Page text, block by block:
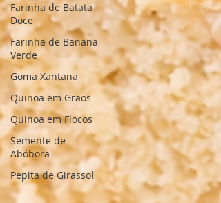
Farinha de Batata
Doce
Farinha de Banana
Verde
Goma Xantana
Quinoa em Grãos
Quinoa em Flocos
Semente de
Abóbora
Pepita de Girassol